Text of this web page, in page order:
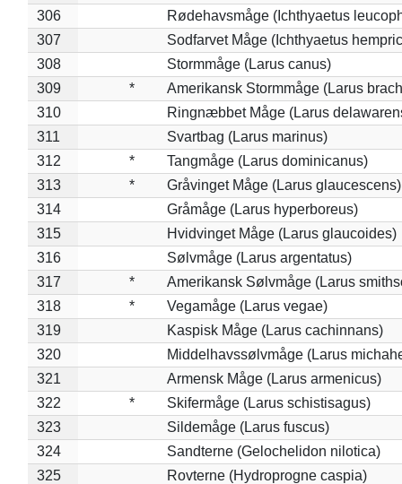
306
Rødehavsmåge (Ichthyaetus
307
Sodfarvet Måge (Ichthyaetus
308
Stormmåge (Larus canus)
309
*
Amerikansk Stormmåge (Larus
310
Ringnæbbet Måge (Larus
311
Svartbag (Larus marinus)
312
*
Tangmåge (Larus dominicanus)
313
*
Gråvinget Måge (Larus glaucescens)
314
Gråmåge (Larus hyperboreus)
315
Hvidvinget Måge (Larus glaucoides)
316
Sølvmåge (Larus argentatus)
317
*
Amerikansk Sølvmåge (Larus
318
*
Vegamåge (Larus vegae)
319
Kaspisk Måge (Larus cachinnans)
320
Middelhavssølvmåge (Larus
321
Armensk Måge (Larus armenicus)
322
*
Skifermåge (Larus schistisagus)
323
Sildemåge (Larus fuscus)
324
Sandterne (Gelochelidon nilotica)
325
Rovterne (Hydroprogne caspia)